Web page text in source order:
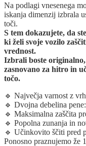
Na podlagi vnesenega
iskanja dimenzij izbrala
toči.
S tem dokazujete, da
ki želi svoje vozilo
vrednost.
Izbrali boste
zasnovano za hitro in
točo.
🔹 Največja varnost z
🔹 Dvojna debelina
🔹 Maksimalna zaščita
🔹 Popolna zunanja in
🔹 Učinkovito ščiti pred
Ponosno praznujemo že